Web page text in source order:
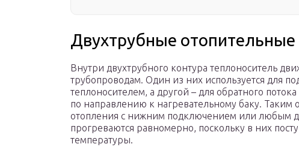
Двухтрубные
Внутри двухтрубного контура теплоноситель
трубопроводам. Один из них используется для
теплоносителем, а другой – для обратного
по направлению к нагревательному баку. Таким
отопления с нижним подключением или любым
прогреваются равномерно, поскольку в них
температуры.